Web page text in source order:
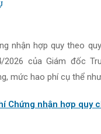
nhận hợp quy theo
2026 của Giám đốc
mức hao phí cụ thể
Chứng nhận hợp quy